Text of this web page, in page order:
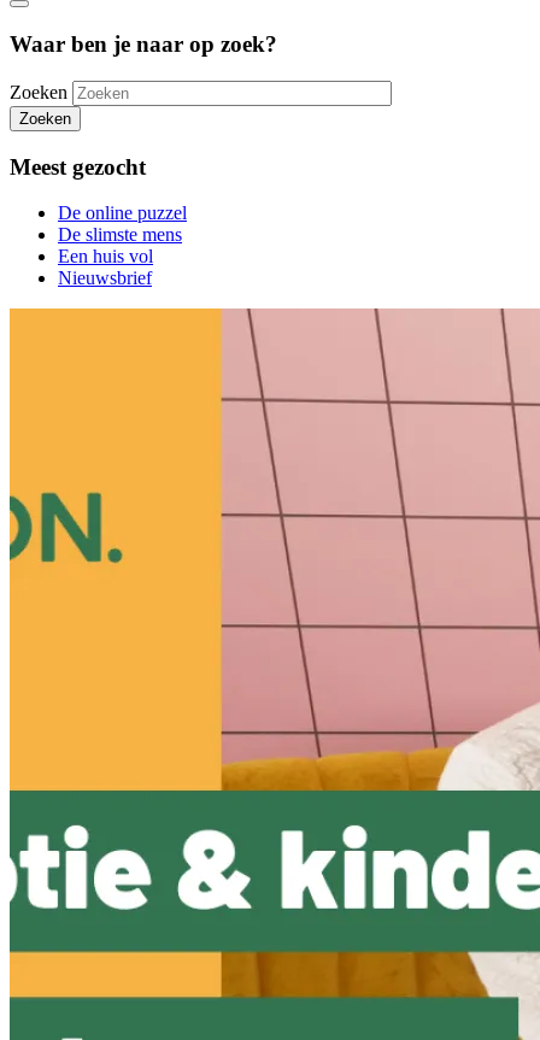
Waar ben je naar op zoek?
Zoeken
Zoeken
Meest gezocht
De online puzzel
De slimste mens
Een huis vol
Nieuwsbrief